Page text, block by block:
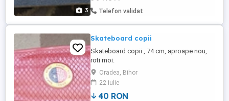
3 Telefon validat
Skateboard copii
Skateboard copii , 74 cm, aproape nou,
roti moi.
Oradea, Bihor
22 iulie
40 RON